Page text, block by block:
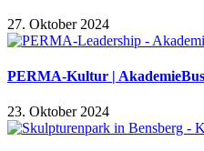
27. Oktober 2024
PERMA-Kultur |
23. Oktober 2024